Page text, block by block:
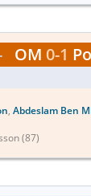
OM 0-1
, Abdeslam Ben
(87)